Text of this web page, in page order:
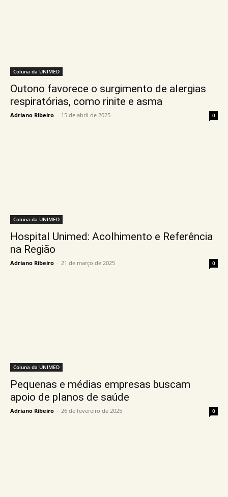
Coluna da UNIMED
Outono favorece o surgimento de alergias
respiratórias, como rinite e asma
Adriano Ribeiro - 15 de abril de 2025 0
Coluna da UNIMED
Hospital Unimed: Acolhimento e Referência
na Região
Adriano Ribeiro - 21 de março de 2025 0
Coluna da UNIMED
Pequenas e médias empresas buscam
apoio de planos de saúde
Adriano Ribeiro - 26 de fevereiro de 2025 0